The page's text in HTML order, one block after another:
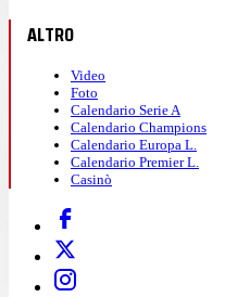
ALTRO
Video
Foto
Calendario Serie A
Calendario Champions
Calendario Europa L.
Calendario Premier L.
Casinò